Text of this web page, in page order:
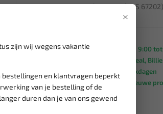
×
zijn wij wegens vakantie
en klantvragen beperkt
van je bestelling of de
duren dan je van ons gewend
1 Glasdoorsteekaal | 330 mm (BGS
Klantenservice, werkdagen van 9:00
o.a. iDeal,
gemiddeld 1-3 werkdagen
Groot assortiment,
wekelijks nieuwe
Lage verzendkosten NL
vanaf € 75
gratis verzending